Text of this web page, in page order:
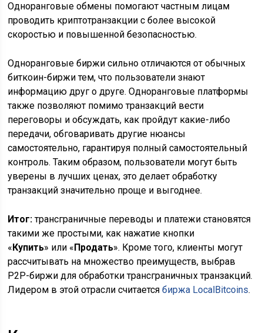
Одноранговые обмены помогают частным лицам
проводить криптотранзакции с более высокой
скоростью и повышенной безопасностью.
Одноранговые биржи сильно отличаются от обычных
биткоин-биржи тем, что пользователи знают
информацию друг о друге. Одноранговые платформы
также позволяют помимо транзакций вести
переговоры и обсуждать, как пройдут какие-либо
передачи, обговаривать другие нюансы
самостоятельно, гарантируя полный самостоятельный
контроль. Таким образом, пользователи могут быть
уверены в лучших ценах, это делает обработку
транзакций значительно проще и выгоднее.
Итог:трансграничные переводы и платежи становятся
такими же простыми, как нажатие кнопки
«Купить» или «Продать». Кроме того, клиенты могут
рассчитывать на множество преимуществ, выбрав
P2P-биржи для обработки трансграничных транзакций.
Лидером в этой отрасли считаетсябиржа LocalBitcoins.